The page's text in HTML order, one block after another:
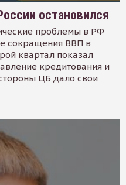
остановился
проблемы в РФ
сокращения ВВП в
квартал показал
кредитования и
ЦБ дало свои